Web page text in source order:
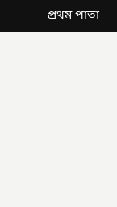
প্রথম পাতা